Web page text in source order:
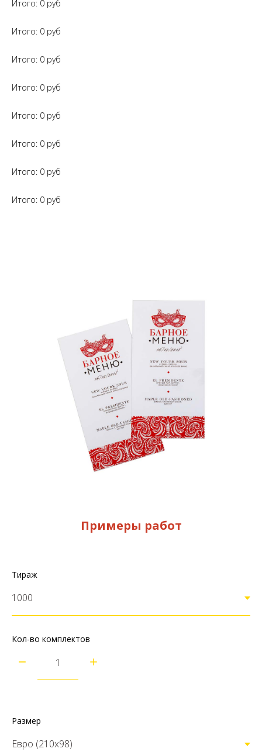
Итого: 0 руб
Итого: 0 руб
Итого: 0 руб
Итого: 0 руб
Итого: 0 руб
Итого: 0 руб
Итого: 0 руб
Итого: 0 руб
Примеры работ
Тираж
Кол-во комплектов
Размер